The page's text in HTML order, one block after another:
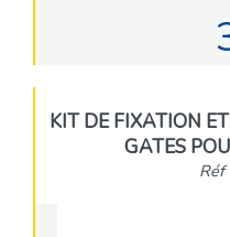
KIT DE FIXATION
GATES
Réf